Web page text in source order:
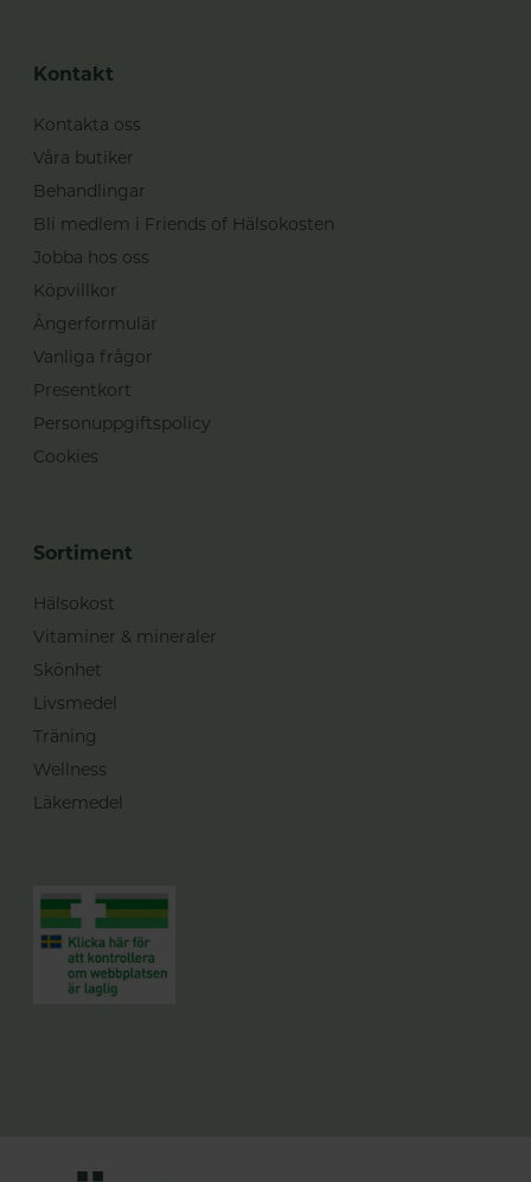
Kontakt
Kontakta oss
Våra butiker
Behandlingar
Bli medlem i Friends of Hälsokosten
Jobba hos oss
Köpvillkor
Ångerformulär
Vanliga frågor
Presentkort
Personuppgiftspolicy
Cookies
Sortiment
Hälsokost
Vitaminer & mineraler
Skönhet
Livsmedel
Träning
Wellness
Läkemedel